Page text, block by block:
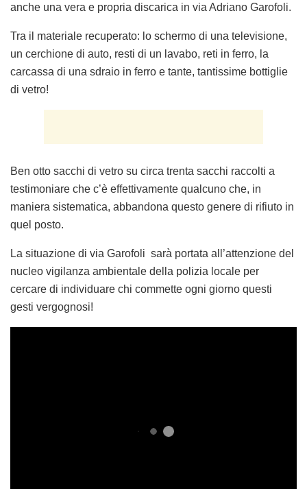
anche una vera e propria discarica in via Adriano Garofoli.
Tra il materiale recuperato: lo schermo di una televisione,
un cerchione di auto, resti di un lavabo, reti in ferro, la
carcassa di una sdraio in ferro e tante, tantissime bottiglie
di vetro!
Ben otto sacchi di vetro su circa trenta sacchi raccolti a
testimoniare che c’è effettivamente qualcuno che, in
maniera sistematica, abbandona questo genere di rifiuto in
quel posto.
La situazione di via Garofoli sarà portata all’attenzione del
nucleo vigilanza ambientale della polizia locale per
cercare di individuare chi commette ogni giorno questi
gesti vergognosi!